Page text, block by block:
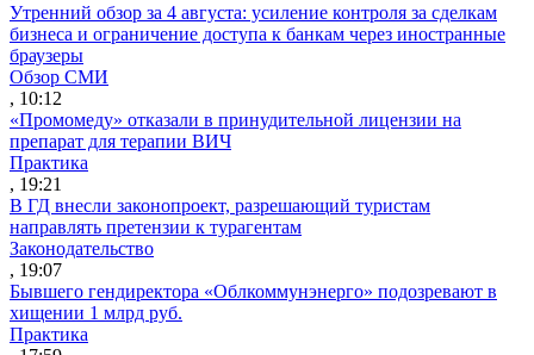
Утренний обзор за 4 августа: усиление контроля за сделкам
бизнеса и ограничение доступа к банкам через иностранные
браузеры
Обзор СМИ
, 10:12
«Промомеду» отказали в принудительной лицензии на
препарат для терапии ВИЧ
Практика
, 19:21
В ГД внесли законопроект, разрешающий туристам
направлять претензии к турагентам
Законодательство
, 19:07
Бывшего гендиректора «Облкоммунэнерго» подозревают в
хищении 1 млрд руб.
Практика